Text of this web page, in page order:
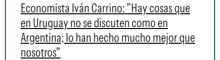
Economista Iván Carrino: "Hay cosas que
en Uruguay no se discuten como en
Argentina; lo han hecho mucho mejor que
nosotros"